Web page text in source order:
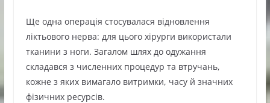
Ще одна операція стосувалася відновлення
ліктьового нерва: для цього хірурги використали
тканини з ноги. Загалом шлях до одужання
складався з численних процедур та втручань,
кожне з яких вимагало витримки, часу й значних
фізичних ресурсів.